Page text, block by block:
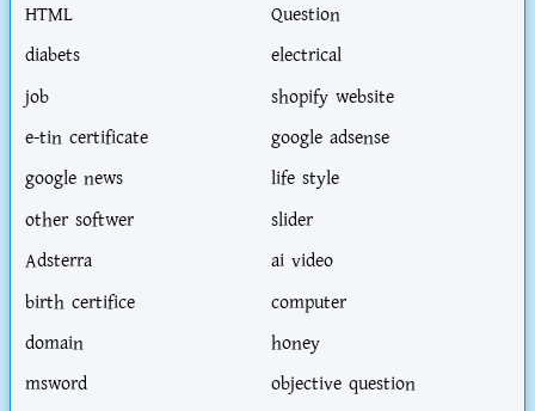
HTML
Question
diabets
electrical
job
shopify website
e-tin certificate
google adsense
google news
life style
other softwer
slider
Adsterra
ai video
birth certifice
computer
domain
honey
msword
objective question